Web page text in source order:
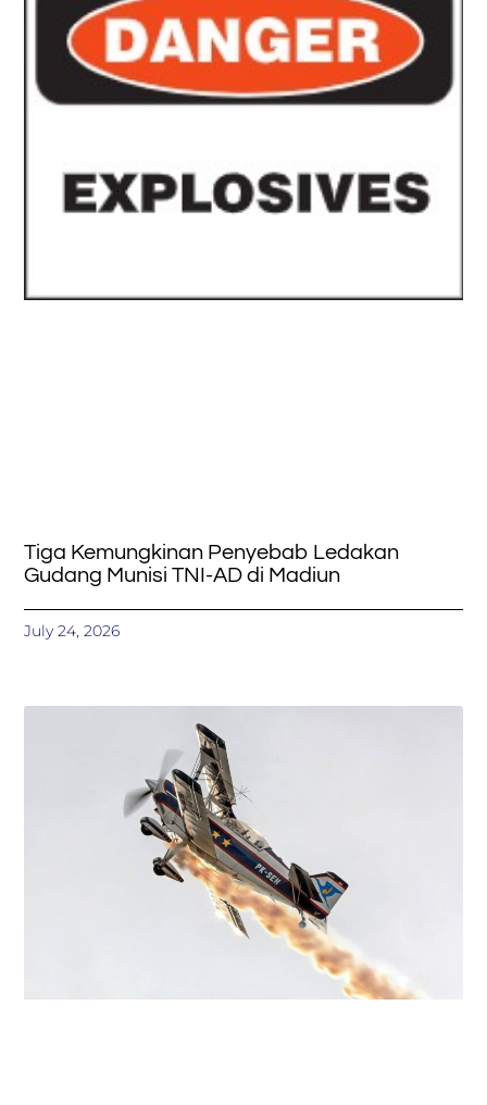
Tiga Kemungkinan Penyebab Ledakan
Gudang Munisi TNI-AD di Madiun
July 24, 2026